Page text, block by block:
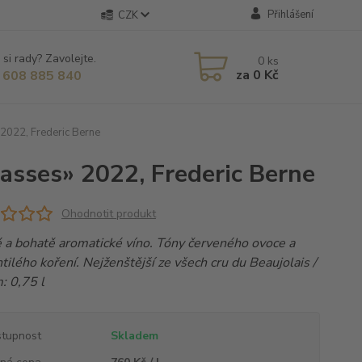
CZK Přihlášení
rady? Zavolejte.
885 840
0 ks
za 0 Kč
Frederic Berne
2022, Frederic Berne
Ohodnotit produkt
a bohatě aromatické víno. Tóny červeného ovoce a
koření. Nejženštější ze všech cru du Beaujolais /
0,75 l
Skladem